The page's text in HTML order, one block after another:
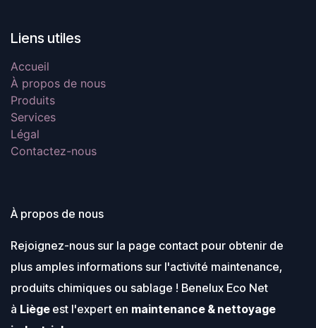
Liens utiles
Accueil
À propos de nous
Produits
Services
Légal
Contactez-nous
À propos de nous
Rejoignez-nous sur la page contact pour obtenir de
plus amples informations sur l'activité maintenance,
produits chimiques ou sablage ! Benelux Eco Net
à Liège est l'expert en maintenance & nettoyage